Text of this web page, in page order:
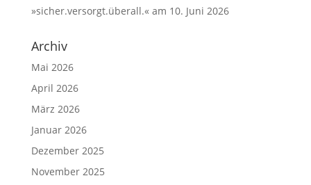
»sicher.versorgt.überall.« am 10. Juni 2026
Archiv
Mai 2026
April 2026
März 2026
Januar 2026
Dezember 2025
November 2025